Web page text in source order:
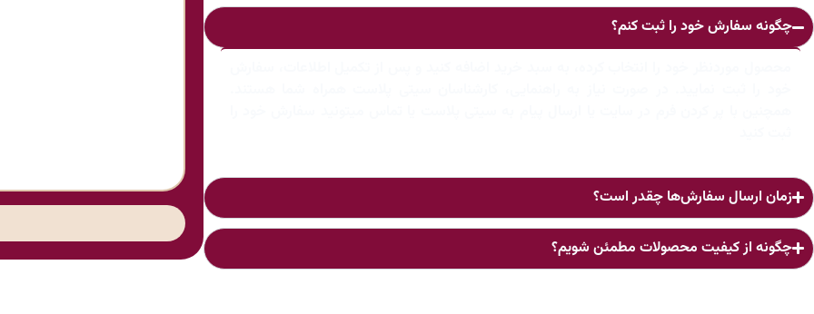
چگونه سفارش خود را ثبت کنم؟
زمان ارسال سفارش‌ها چقدر است؟
چگونه از کیفیت محصولات مطمئن شویم؟